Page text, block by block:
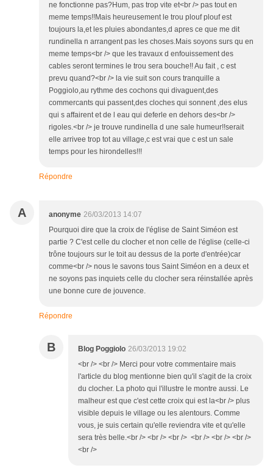
ne fonctionne pas?Hum, pas trop vite et<br /> pas tout en
meme temps!!Mais heureusement le trou plouf plouf est
toujours la,et les pluies abondantes,d apres ce que me dit
rundinella n arrangent pas les choses.Mais soyons surs qu en
meme temps<br /> que les travaux d enfouissement des
cables seront termines le trou sera bouche!! Au fait , c est
prevu quand?<br /> la vie suit son cours tranquille a
Poggiolo,au rythme des cochons qui divaguent,des
commercants qui passent,des cloches qui sonnent ,des elus
qui s affairent et de l eau qui deferle en dehors des<br />
rigoles.<br /> je trouve rundinella d une sale humeur!!serait
elle arrivee trop tot au village,c est vrai que c est un sale
temps pour les hirondelles!!!
Répondre
A anonyme 26/03/2013 14:07
Pourquoi dire que la croix de l'église de Saint Siméon est
partie ? C'est celle du clocher et non celle de l'église (celle-ci
trône toujours sur le toit au dessus de la porte d'entrée)car
comme<br /> nous le savons tous Saint Siméon en a deux et
ne soyons pas inquiets celle du clocher sera réinstallée après
une bonne cure de jouvence.
Répondre
B Blog Poggiolo 26/03/2013 19:02
<br /> <br /> Merci pour votre commentaire mais
l'article du blog mentionne bien qu'il s'agit de la croix
du clocher. La photo qui l'illustre le montre aussi. Le
malheur est que c'est cette croix qui est la<br /> plus
visible depuis le village ou les alentours. Comme
vous, je suis certain qu'elle reviendra vite et qu'elle
sera très belle.<br /> <br /> <br /> <br /> <br /> <br />
<br />